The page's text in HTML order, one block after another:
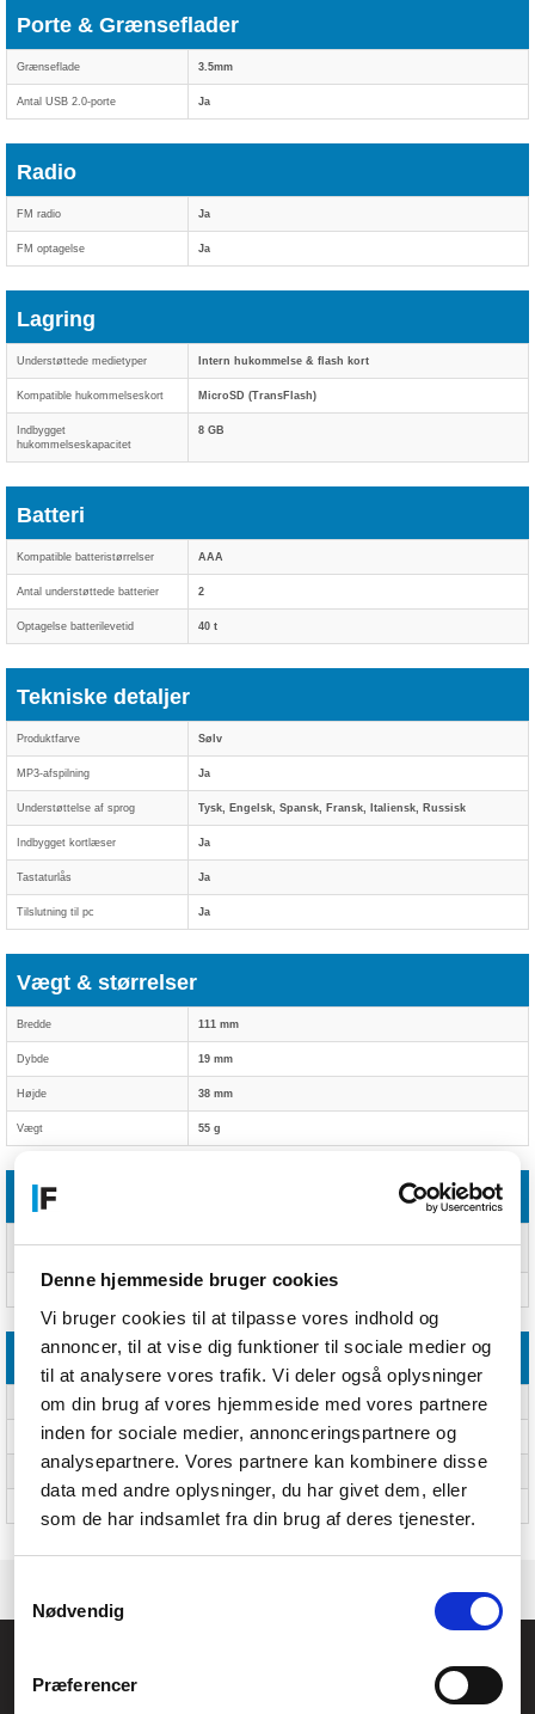
Denne hjemmeside bruger cookies
Vi bruger cookies til at tilpasse vores indhold og
annoncer, til at vise dig funktioner til sociale medier og
til at analysere vores trafik. Vi deler også oplysninger
om din brug af vores hjemmeside med vores partnere
inden for sociale medier, annonceringspartnere og
analysepartnere. Vores partnere kan kombinere disse
data med andre oplysninger, du har givet dem, eller
som de har indsamlet fra din brug af deres tjenester.
Nødvendig
Præferencer
Porte & Grænseflader
Grænseflade 3.5mm
Antal USB 2.0-porte Ja
Radio
FM radio Ja
FM optagelse Ja
Lagring
Understøttede medietyper Intern hukommelse & flash kort
Kompatible hukommelseskort MicroSD (TransFlash)
Indbygget
hukommelseskapacitet
8 GB
Batteri
Kompatible batteristørrelser AAA
Antal understøttede batterier 2
Optagelse batterilevetid 40 t
Tekniske detaljer
Produktfarve Sølv
MP3-afspilning Ja
Understøttelse af sprog Tysk, Engelsk, Spansk, Fransk, Italiensk, Russisk
Indbygget kortlæser Ja
Tastaturlås Ja
Tilslutning til pc Ja
Vægt & størrelser
Bredde 111 mm
Dybde 19 mm
Højde 38 mm
Vægt 55 g
Software
Mac kompabilitet Ja
Emballage indhold
Hurtig start guide Ja
Hovedtelefoner inkluderet Ja
Kabler inkluderet USB
CVR.: 26208637